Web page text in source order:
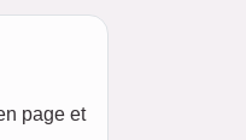
page et